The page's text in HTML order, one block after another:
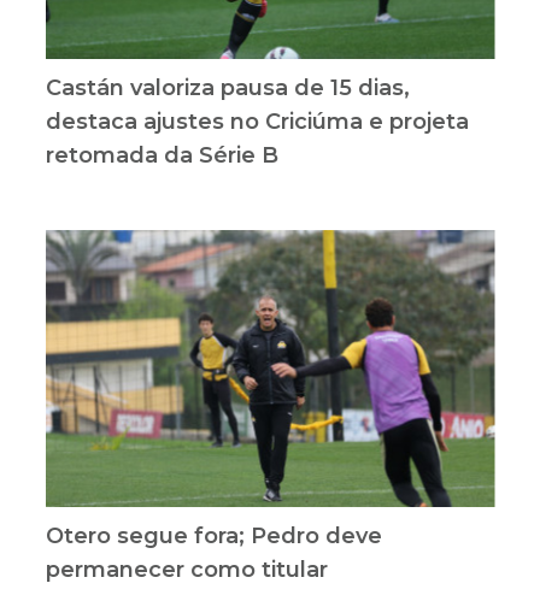
Castán valoriza pausa de 15 dias,
destaca ajustes no Criciúma e projeta
retomada da Série B
Otero segue fora; Pedro deve
permanecer como titular